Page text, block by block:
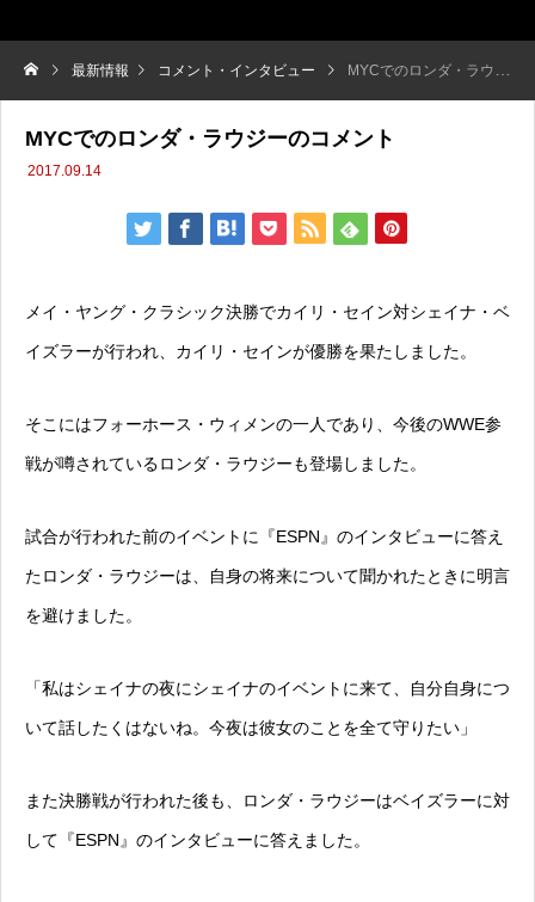
最新情報 コメント・インタビュー MYCでのロンダ・ラウジーのコメント
MYCでのロンダ・ラウジーのコメント
2017.09.14
メイ・ヤング・クラシック決勝でカイリ・セイン対シェイナ・ベ
イズラーが行われ、カイリ・セインが優勝を果たしました。
そこにはフォーホース・ウィメンの一人であり、今後のWWE参
戦が噂されているロンダ・ラウジーも登場しました。
試合が行われた前のイベントに『ESPN』のインタビューに答え
たロンダ・ラウジーは、自身の将来について聞かれたときに明言
を避けました。
「私はシェイナの夜にシェイナのイベントに来て、自分自身につ
いて話したくはないね。今夜は彼女のことを全て守りたい」
また決勝戦が行われた後も、ロンダ・ラウジーはベイズラーに対
して『ESPN』のインタビューに答えました。